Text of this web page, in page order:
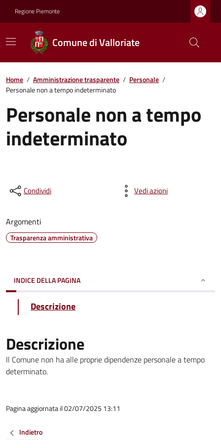
Regione Piemonte
Comune di Valloriate
Home / Amministrazione trasparente / Personale /
Personale non a tempo indeterminato
Personale non a tempo
indeterminato
Condividi Vedi azioni
Argomenti
Trasparenza amministrativa
INDICE DELLA PAGINA
Descrizione
Descrizione
Il Comune non ha alle proprie dipendenze personale a tempo
determinato.
Pagina aggiornata il 02/07/2025 13:11
Indietro